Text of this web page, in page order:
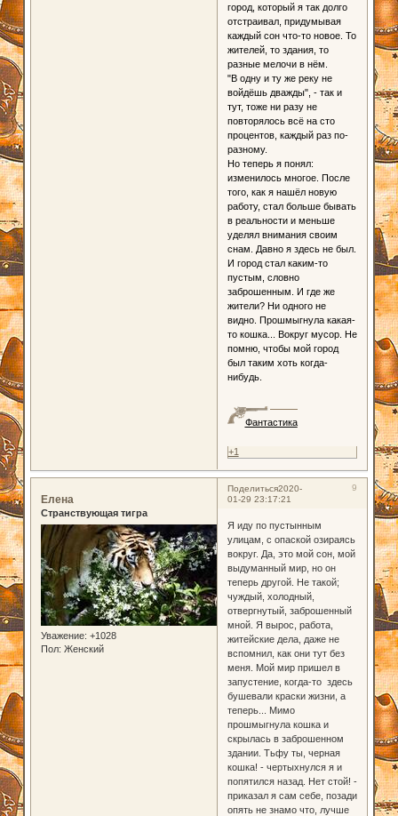
город, который я так долго
отстраивал, придумывая
каждый сон что-то новое. То
жителей, то здания, то
разные мелочи в нём.
"В одну и ту же реку не
войдёшь дважды", - так и
тут, тоже ни разу не
повторялось всё на сто
процентов, каждый раз по-
разному.
Но теперь я понял:
изменилось многое. После
того, как я нашёл новую
работу, стал больше бывать
в реальности и меньше
уделял внимания своим
снам. Давно я здесь не был.
И город стал каким-то
пустым, словно
заброшенным. И где же
жители? Ни одного не
видно. Прошмыгнула какая-
то кошка... Вокруг мусор. Не
помню, чтобы мой город
был таким хоть когда-
нибудь.
Фантастика
+1
Поделиться 9
2020-
01-29 23:17:21
Елена
Странствующая тигра
Уважение: +1028
Пол: Женский
Я иду по пустынным
улицам, с опаской озираясь
вокруг. Да, это мой сон, мой
выдуманный мир, но он
теперь другой. Не такой;
чуждый, холодный,
отвергнутый, заброшенный
мной. Я вырос, работа,
житейские дела, даже не
вспомнил, как они тут без
меня. Мой мир пришел в
запустение, когда-то здесь
бушевали краски жизни, а
теперь... Мимо
прошмыгнула кошка и
скрылась в заброшенном
здании. Тьфу ты, черная
кошка! - чертыхнулся я и
попятился назад. Нет стой! -
приказал я сам себе, позади
опять не знамо что, лучше